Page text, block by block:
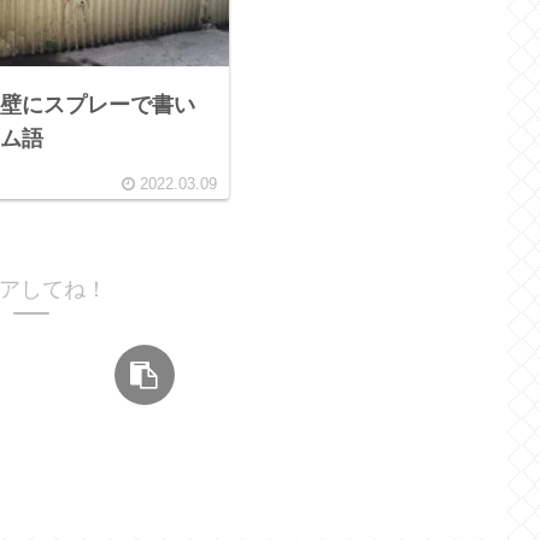
にスプレーで書い
語
2022.03.09
してね！